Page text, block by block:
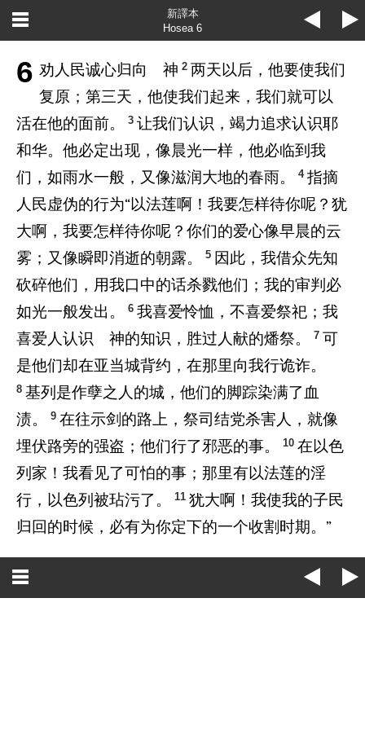
新譯本
Hosea 6
6 劝人民诚心归向 神 2两天以后，他要使我们
复原；第三天，他使我们起来，我们就可以
活在他的面前。
3 让我们认识，竭力追求认识耶
和华。他必定出现，像晨光一样，他必临到我
们，如雨水一般，又像滋润大地的春雨。
4 指摘
人民虚伪的行为“以法莲啊！我要怎样待你呢？犹
大啊，我要怎样待你呢？你们的爱心像早晨的云
雾；又像瞬即消逝的朝露。
5 因此，我借众先知
砍碎他们，用我口中的话杀戮他们；我的审判必
如光一般发出。
6 我喜爱怜恤，不喜爱祭祀；我
喜爱人认识 神的知识，胜过人献的燔祭。
7 可
是他们却在亚当城背约，在那里向我行诡诈。
8 基列是作孽之人的城，他们的脚踪染满了血
渍。
9 在往示剑的路上，祭司结党杀害人，就像
埋伏路旁的强盗；他们行了邪恶的事。
10 在以色
列家！我看见了可怕的事；那里有以法莲的淫
行，以色列被玷污了。
11 犹大啊！我使我的子民
归回的时候，必有为你定下的一个收割时期。”